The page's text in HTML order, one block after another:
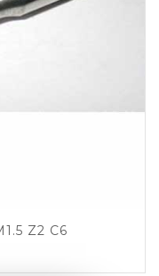
Z2 C6